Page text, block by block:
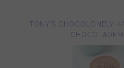
TONY’S CHOCOLONELY